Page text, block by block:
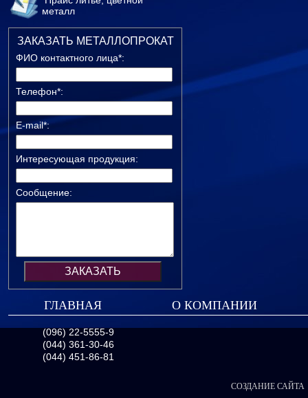
металл
ЗАКАЗАТЬ МЕТАЛЛОПРОКАТ
ФИО контактного лица*:
Телефон*:
E-mail*:
Интересующая продукция:
Сообщение:
ГЛАВНАЯ О КОМПАНИИ
(096) 22-5555-9
(044) 361-30-46
(044) 451-86-81
СОЗДАНИЕ САЙТА